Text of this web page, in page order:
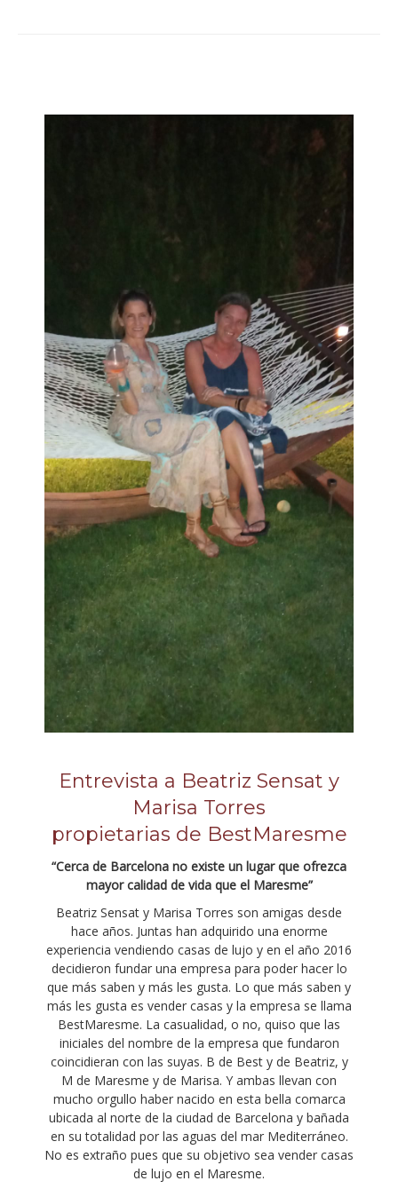
Entrevista a Beatriz Sensat y
Marisa Torres
propietarias de BestMaresme
“Cerca de Barcelona no existe un lugar que ofrezca
mayor calidad de vida que el Maresme”
Beatriz Sensat y Marisa Torres son amigas desde
hace años. Juntas han adquirido una enorme
experiencia vendiendo casas de lujo y en el año 2016
decidieron fundar una empresa para poder hacer lo
que más saben y más les gusta. Lo que más saben y
más les gusta es vender casas y la empresa se llama
BestMaresme. La casualidad, o no, quiso que las
iniciales del nombre de la empresa que fundaron
coincidieran con las suyas. B de Best y de Beatriz, y
M de Maresme y de Marisa. Y ambas llevan con
mucho orgullo haber nacido en esta bella comarca
ubicada al norte de la ciudad de Barcelona y bañada
en su totalidad por las aguas del mar Mediterráneo.
No es extraño pues que su objetivo sea vender casas
de lujo en el Maresme.